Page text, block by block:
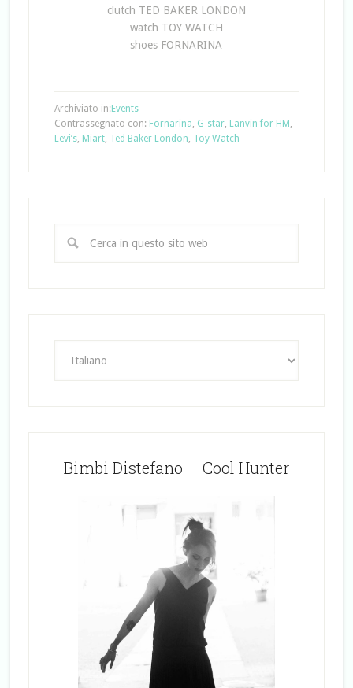
clutch TED BAKER LONDON
watch TOY WATCH
shoes FORNARINA
Archiviato in:Events
Contrassegnato con: Fornarina, G-star, Lanvin for HM,
Levi’s, Miart, Ted Baker London, Toy Watch
Bimbi Distefano – Cool Hunter